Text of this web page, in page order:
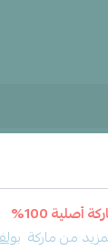
المكياج
أصلية 100%
من ماركة